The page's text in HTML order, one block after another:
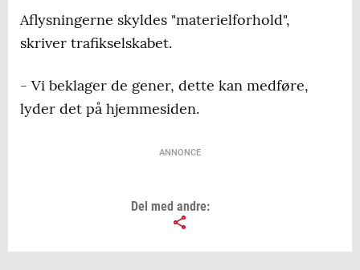
Aflysningerne skyldes "materielforhold",
skriver trafikselskabet.
- Vi beklager de gener, dette kan medføre,
lyder det på hjemmesiden.
ANNONCE
Del med andre: